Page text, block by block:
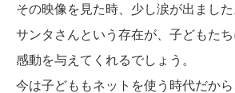
その映像を見た時、少し涙が出ました
サンタさんという存在が、子どもた
感動を与えてくれるでしょう。
今は子どももネットを使う時代だか